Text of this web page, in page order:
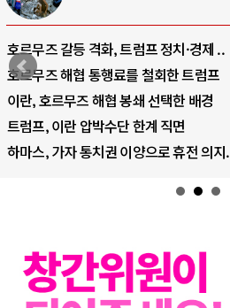
중국 AI, 저가 공세로 글로벌 토큰 시..
AI 국부펀드 구상 놓고 미국 진보진영 ..
AI 데이터센터 반대 투쟁은 새로운 글로..
AI의 숨은 환경 비용: 데이터센터 확산..
AI는 어떻게 미국 민주주의를 잠식하고 ..